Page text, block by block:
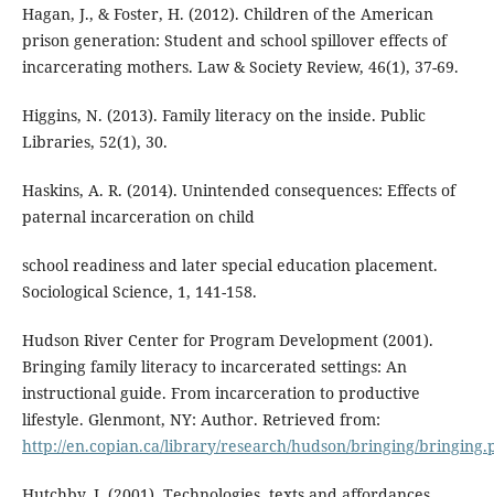
Hagan, J., & Foster, H. (2012). Children of the American
prison generation: Student and school spillover effects of
incarcerating mothers. Law & Society Review, 46(1), 37-69.
Higgins, N. (2013). Family literacy on the inside. Public
Libraries, 52(1), 30.
Haskins, A. R. (2014). Unintended consequences: Effects of
paternal incarceration on child
school readiness and later special education placement.
Sociological Science, 1, 141-158.
Hudson River Center for Program Development (2001).
Bringing family literacy to incarcerated settings: An
instructional guide. From incarceration to productive
lifestyle. Glenmont, NY: Author. Retrieved from:
http://en.copian.ca/library/research/hudson/bringing/